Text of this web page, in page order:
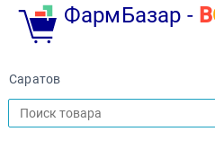
ФармБазар - В
Саратов